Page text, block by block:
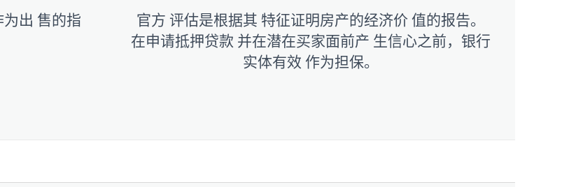
出 售的指
官方 评估是根据其 特征证明房产的经济价 值的报告。
在申请抵押贷款 并在潜在买家面前产 生信心之前，银行
实体有效 作为担保。